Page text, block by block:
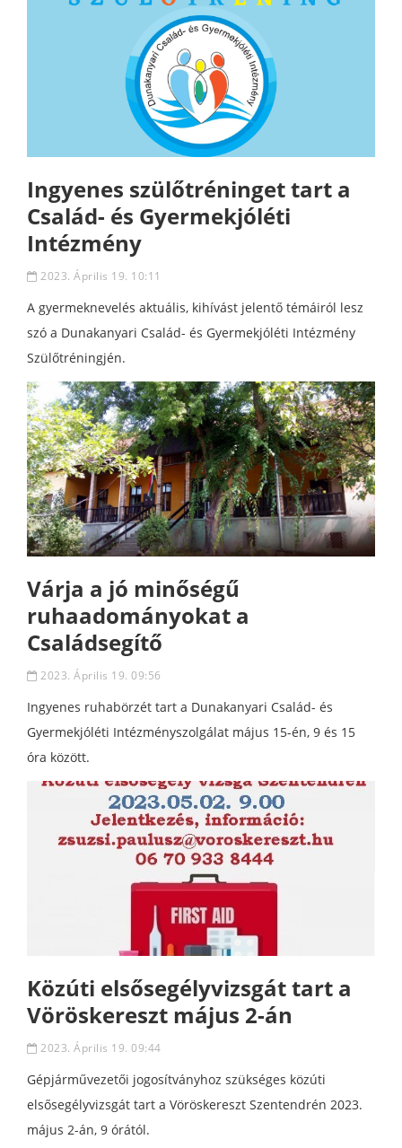
Ingyenes szülőtréninget tart a
Család- és Gyermekjóléti
Intézmény
2023. Április 19. 10:11
A gyermeknevelés aktuális, kihívást jelentő témáiról lesz
szó a Dunakanyari Család- és Gyermekjóléti Intézmény
Szülőtréningjén.
Várja a jó minőségű
ruhaadományokat a
Családsegítő
2023. Április 19. 09:56
Ingyenes ruhabörzét tart a Dunakanyari Család- és
Gyermekjóléti Intézményszolgálat május 15-én, 9 és 15
óra között.
Közúti elsősegélyvizsgát tart a
Vöröskereszt május 2-án
2023. Április 19. 09:44
Gépjárművezetői jogosítványhoz szükséges közúti
elsősegélyvizsgát tart a Vöröskereszt Szentendrén 2023.
május 2-án, 9 órától.